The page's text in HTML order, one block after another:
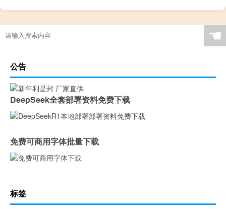
☚
公告
DeepSeek全套部署资料免费下载
免费可商用字体批量下载
标签